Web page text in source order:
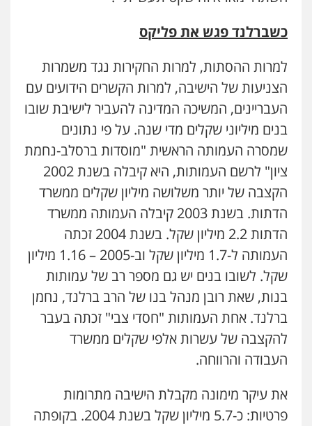
כשברלנד פגש את פליקס
למרות ההסתות, למרות החקירות נגד משמרות
הצניעות של הישיבה, למרות הקשרים הידועים עם
העבריינים, המשיכה המדינה להעביר לישיבת שובו
בנים מיליוני שקלים מדי שנה. על פי נתונים
שמסרה העמותה הראשית "מוסדות ברסלב-נחמת
ציון" לרשם העמותות, היא קיבלה בשנת 2002
הקצבה של יותר משלושה מיליון שקלים ממשרד
הדתות. בשנת 2003 קיבלה העמותה ממשרד
הדתות 2.2 מיליון שקל. בשנת 2004 זכתה
העמותה ל-1.7 מיליון שקל וב-2005 – 1.16 מיליון
שקל. לשובו בנים יש גם מספר רב של עמותות
בנות, שאת רובן מנהל בנו של הרב ברלנד, נחמן
ברלנד. אחת העמותות "חסדי צבי" זכתה בעבר
להקצבה של עשרות אלפי שקלים ממשרד
העבודה והרווחה.
את עיקר מימונה מקבלת הישיבה מתרומות
פרטיות: כ-5.7 מיליון שקל בשנת 2004. בקופתה